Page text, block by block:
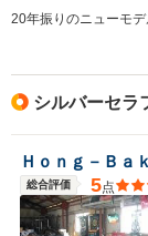
シルバーセラ
Ｈｏｎｇ－Ｂａ
総合評価 5点